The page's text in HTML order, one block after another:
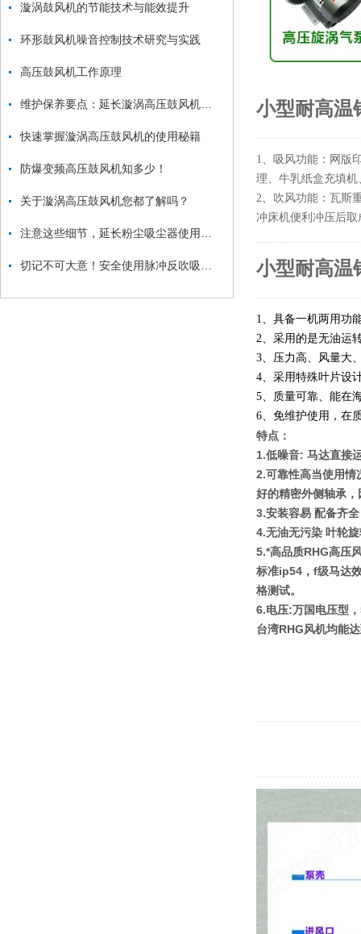
漩涡鼓风机的节能技术与能效提升
环形鼓风机噪音控制技术研究与实践
高压鼓风机工作原理
快速掌握漩涡高压鼓风机的使用秘籍
防爆变频高压鼓风机知多少！
关于漩涡高压鼓风机您都了解吗？
小型耐高温
1、吸风功能：网版
理、牛乳纸盒充填
2、吹风功能：瓦斯
冲床机便利冲压后
小型耐高温
1、具备一机两用功
2、采用的是无油运
3、压力高、风量大
4、采用特殊叶片设
5、质量可靠、能在
6、免维护使用，在
特点：
1.低噪音: 马达直接
2.可靠性高当使用情
好的精密外侧轴承
3.安装容易 配备齐
4.无油无污染 叶轮
5.*高品质RHG高压
标准ip54，f级马达
格测试。
6.电压:万国电压型
台湾RHG风机均能